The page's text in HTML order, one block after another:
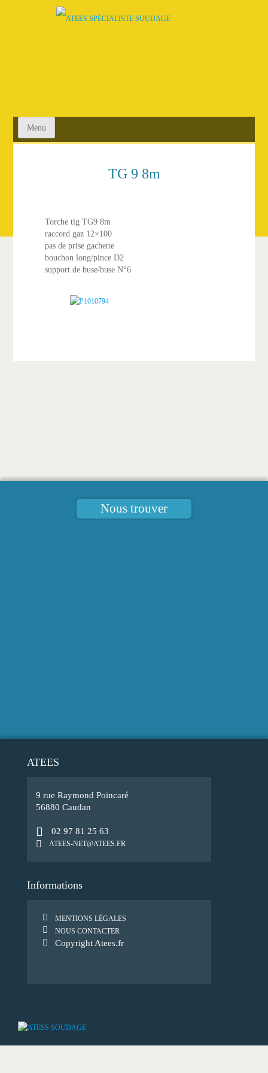
Menu
TG 9 8m
Torche tig TG9 8m
raccord gaz 12×100
pas de prise gachette
bouchon long/pince D2
support de buse/buse N°6
Nous trouver
ATEES
9 rue Raymond Poincaré
56880 Caudan
02 97 81 25 63
ATEES-NET@ATEES.FR
Informations
MENTIONS LÉGALES
NOUS CONTACTER
Copyright Atees.fr